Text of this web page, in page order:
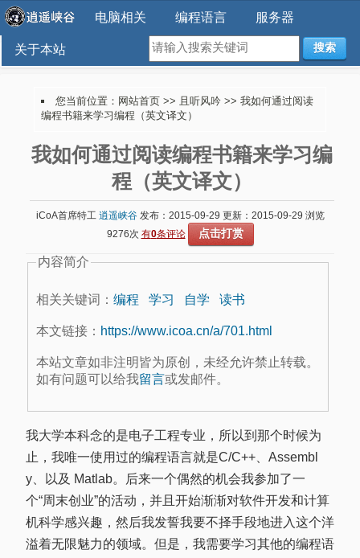
电脑相关 编程语言 服务器
关于本站 搜索
您当前位置： 网站首页 >> 且听风吟 >> 我如何通过阅读
编程书籍来学习编程（英文译文）
我如何通过阅读编程书籍来学习编
程（英文译文）
iCoA首席特工 逍遥峡谷发布：2015-09-29 更新：2015-09-29 浏览
9276次 有0条评论 点击打赏
内容简介
相关关键词： 编程 学习 自学 读书
本文链接： https://www.icoa.cn/a/701.html
本站文章如非注明皆为原创，未经允许禁止转载。
如有问题可以给我留言或发邮件。
我大学本科念的是电子工程专业，所以到那个时候为
止，我唯一使用过的编程语言就是C/C++、Assembl
y、以及 Matlab。后来一个偶然的机会我参加了一
个“周末创业”的活动，并且开始渐渐对软件开发和计算
机科学感兴趣，然后我发誓我要不择手段地进入这个洋
溢着无限魅力的领域。但是，我需要学习其他的编程语